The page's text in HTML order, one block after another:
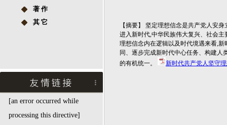
著 作
其 它
[an error occurred while
processing this directive]
【摘要】 坚定理想信念是共产党人安
进入新时代,中华民族伟大复兴、社会
理想信念内在逻辑以及时代境遇来看,
同、逐步完成新时代中心任务、构建
的有机统一。
新时代共产党人坚守